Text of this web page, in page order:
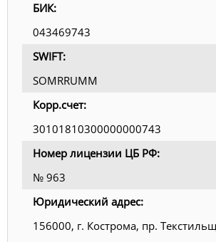
БИК:
043469743
SWIFT:
SOMRRUMM
Корр.счет:
30101810300000000743
Номер лицензии ЦБ РФ:
№ 963
Юридический адрес:
156000, г. Кострома, пр.